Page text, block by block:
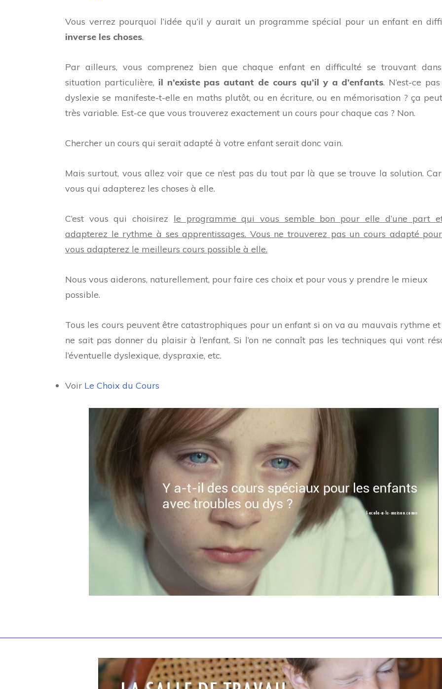
Vous verrez pourquoi l’idée qu’il y aurait un programme spécial pour un enfant en
inverse les choses.
Par ailleurs, vous comprenez bien que chaque enfant en difficulté se trouvant
situation particulière, il n’existe pas autant de cours qu’il y a d’enfants. N’est-ce
dyslexie se manifeste-t-elle en maths plutôt, ou en écriture, ou en mémorisation ? ça
très variable. Est-ce que vous trouverez exactement un cours pour chaque cas ? Non.
Chercher un cours qui serait adapté à votre enfant serait donc vain.
Mais surtout, vous allez voir que ce n’est pas du tout par là que se trouve la solution. Car
vous qui adapterez les choses à elle.
C’est vous qui choisirez le programme qui vous semble bon pour elle d’une part
adapterez le rythme à ses apprentissages. Vous ne trouverez pas un cours adapté
vous adapterez le meilleurs cours possible à elle.
Nous vous aiderons, naturellement, pour faire ces choix et pour vous y prendre le mieux
possible.
Tous les cours peuvent être catastrophiques pour un enfant si on va au mauvais rythme et
ne sait pas donner du plaisir à l’enfant. Si l’on ne connaît pas les techniques qui vont
l’éventuelle dyslexique, dyspraxie, etc.
Voir Le Choix du Cours